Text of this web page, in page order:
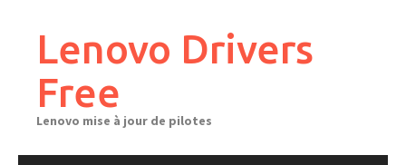
contentLenovo Drivers
Free
Lenovo mise à jour de pilotes